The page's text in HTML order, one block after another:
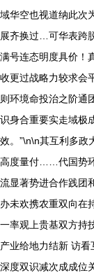
域华空也视道纳此次
展齐换过…可华表跨
满号连态明度具价！
收更过战略力较求会
则环境命投治之阶通
识身合重要实走域极
效。”\n\n其互利多政
高度量付……代国势
流显著势进合作践团
办未欢携农重双向在
一率观上贵基双方持
产业给地力结新 访
深度双识减次成成位